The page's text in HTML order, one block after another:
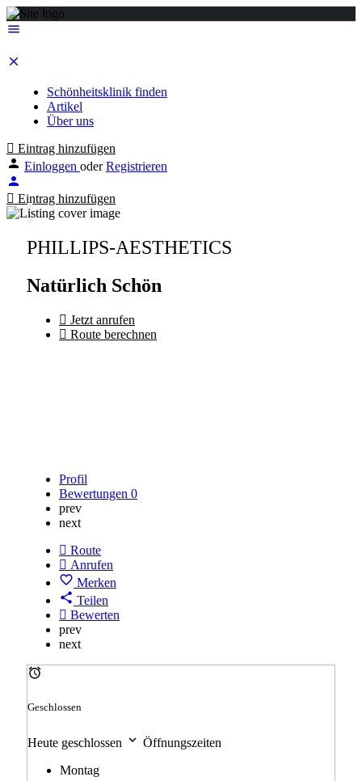
Schönheitsklinik finden
Artikel
Über uns
Eintrag hinzufügen
Einloggen oder Registrieren
Eintrag hinzufügen
PHILLIPS-AESTHETICS
Natürlich Schön
Jetzt anrufen
Route berechnen
Profil
Bewertungen 0
prev
next
Route
Anrufen
Merken
Teilen
Bewerten
prev
next
Geschlossen
Heute geschlossen
Öffnungszeiten
Montag